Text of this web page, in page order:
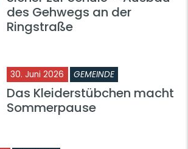
des Gehwegs an der
Ringstraße
30. Juni 2026 GEMEINDE
Das Kleiderstübchen macht
Sommerpause